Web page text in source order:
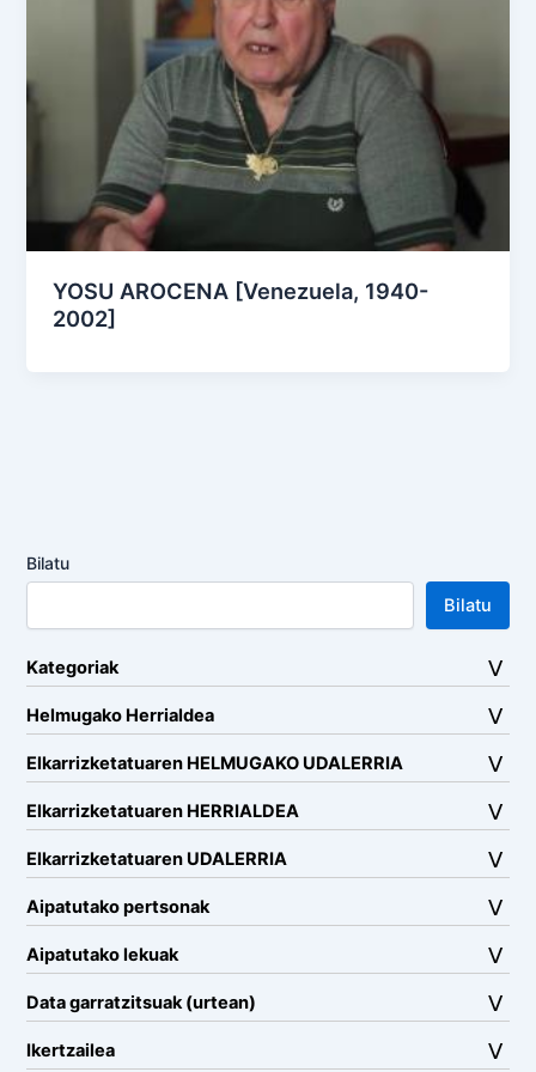
YOSU AROCENA [Venezuela, 1940-
2002]
Bilatu
Bilatu
Kategoriak
Helmugako Herrialdea
Elkarrizketatuaren HELMUGAKO UDALERRIA
Elkarrizketatuaren HERRIALDEA
Elkarrizketatuaren UDALERRIA
Aipatutako pertsonak
Aipatutako lekuak
Data garratzitsuak (urtean)
Ikertzailea